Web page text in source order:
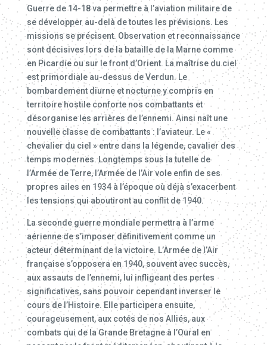
Guerre de 14-18 va permettre à l’aviation militaire de
se développer au-delà de toutes les prévisions. Les
missions se précisent. Observation et reconnaissance
sont décisives lors de la bataille de la Marne comme
en Picardie ou sur le front d’Orient. La maîtrise du ciel
est primordiale au-dessus de Verdun. Le
bombardement diurne et nocturne y compris en
territoire hostile conforte nos combattants et
désorganise les arrières de l’ennemi. Ainsi naît une
nouvelle classe de combattants : l’aviateur. Le «
chevalier du ciel » entre dans la légende, cavalier des
temps modernes. Longtemps sous la tutelle de
l’Armée de Terre, l’Armée de l’Air vole enfin de ses
propres ailes en 1934 à l’époque où déjà s’exacerbent
les tensions qui aboutiront au conflit de 1940.
La seconde guerre mondiale permettra à l’arme
aérienne de s’imposer définitivement comme un
acteur déterminant de la victoire. L’Armée de l’Air
française s’opposera en 1940, souvent avec succès,
aux assauts de l’ennemi, lui infligeant des pertes
significatives, sans pouvoir cependant inverser le
cours de l’Histoire. Elle participera ensuite,
courageusement, aux cotés de nos Alliés, aux
combats qui de la Grande Bretagne à l’Oural en